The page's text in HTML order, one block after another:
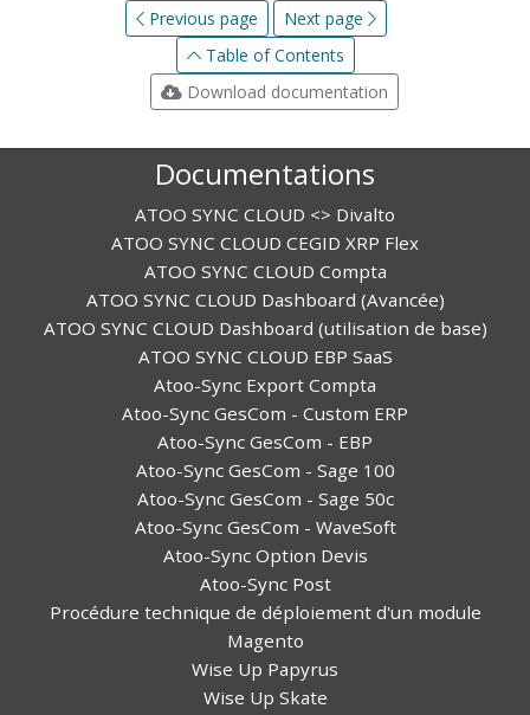
Previous page
Next page
Table of Contents
Download documentation
Documentations
ATOO SYNC CLOUD <> Divalto
ATOO SYNC CLOUD CEGID XRP Flex
ATOO SYNC CLOUD Compta
ATOO SYNC CLOUD Dashboard (Avancée)
ATOO SYNC CLOUD Dashboard (utilisation de base)
ATOO SYNC CLOUD EBP SaaS
Atoo-Sync Export Compta
Atoo-Sync GesCom - Custom ERP
Atoo-Sync GesCom - EBP
Atoo-Sync GesCom - Sage 100
Atoo-Sync GesCom - Sage 50c
Atoo-Sync GesCom - WaveSoft
Atoo-Sync Option Devis
Atoo-Sync Post
Procédure technique de déploiement d'un module
Magento
Wise Up Papyrus
Wise Up Skate